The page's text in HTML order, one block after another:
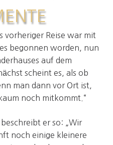
vorheriger Reise war mit
begonnen worden, nun
auf dem
scheint es, als ob
man dann vor Ort ist,
noch mitkommt.“
er so: „Wir
noch einige kleinere